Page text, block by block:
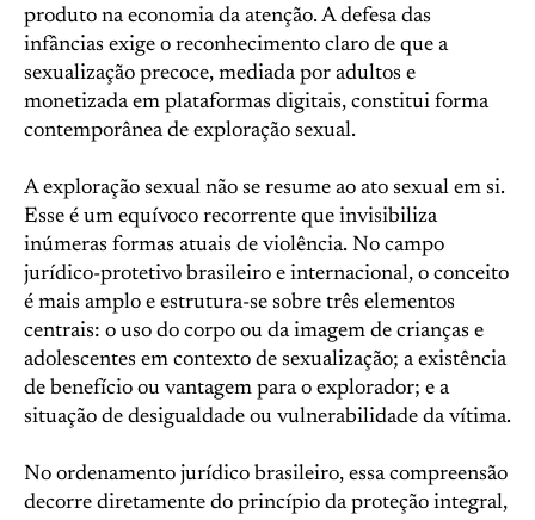
produto na economia da atenção. A defesa das
infâncias exige o reconhecimento claro de que a
sexualização precoce, mediada por adultos e
monetizada em plataformas digitais, constitui forma
contemporânea de exploração sexual.
A exploração sexual não se resume ao ato sexual em si.
Esse é um equívoco recorrente que invisibiliza
inúmeras formas atuais de violência. No campo
jurídico-protetivo brasileiro e internacional, o conceito
é mais amplo e estrutura-se sobre três elementos
centrais: o uso do corpo ou da imagem de crianças e
adolescentes em contexto de sexualização; a existência
de benefício ou vantagem para o explorador; e a
situação de desigualdade ou vulnerabilidade da vítima.
No ordenamento jurídico brasileiro, essa compreensão
decorre diretamente do princípio da proteção integral,